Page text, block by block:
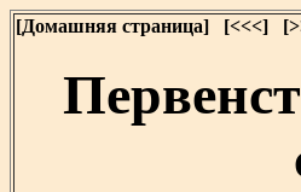
[Домашняя страница] [<<<]